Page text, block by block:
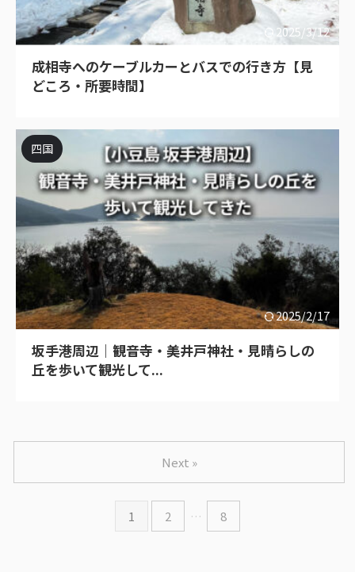
2025/3/12
成相寺へのケーブルカーとバスでの行き方【見
どころ・所要時間】
2025/2/17
四国
坂手港周辺｜観音寺・美井戸神社・見晴らしの
丘を歩いて観光して...
1 2 … 8
Next »